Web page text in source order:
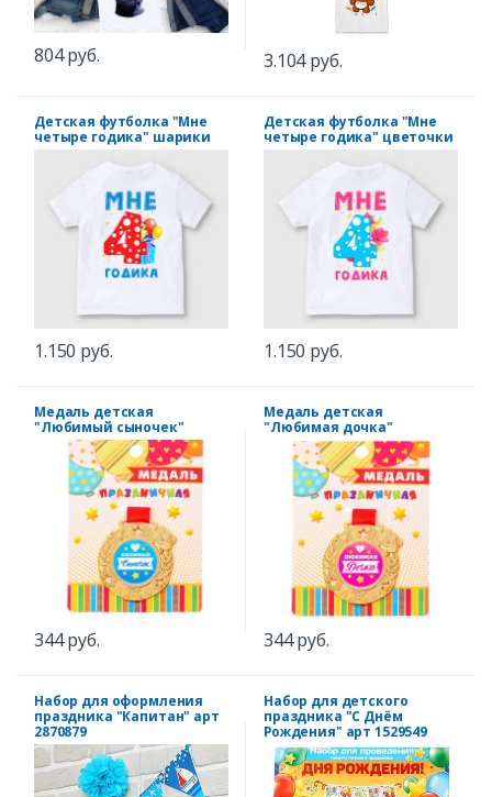
804 руб. 3.104 руб.
Детская футболка "Мне
четыре годика" шарики
1.150 руб.
Детская футболка "Мне
четыре годика" цветочки
1.150 руб.
Медаль детская
"Любимый сыночек"
344 руб.
Медаль детская
"Любимая дочка"
344 руб.
Набор для оформления
праздника "Капитан" арт
2870879
Набор для детского
праздника "С Днём
Рождения" арт 1529549